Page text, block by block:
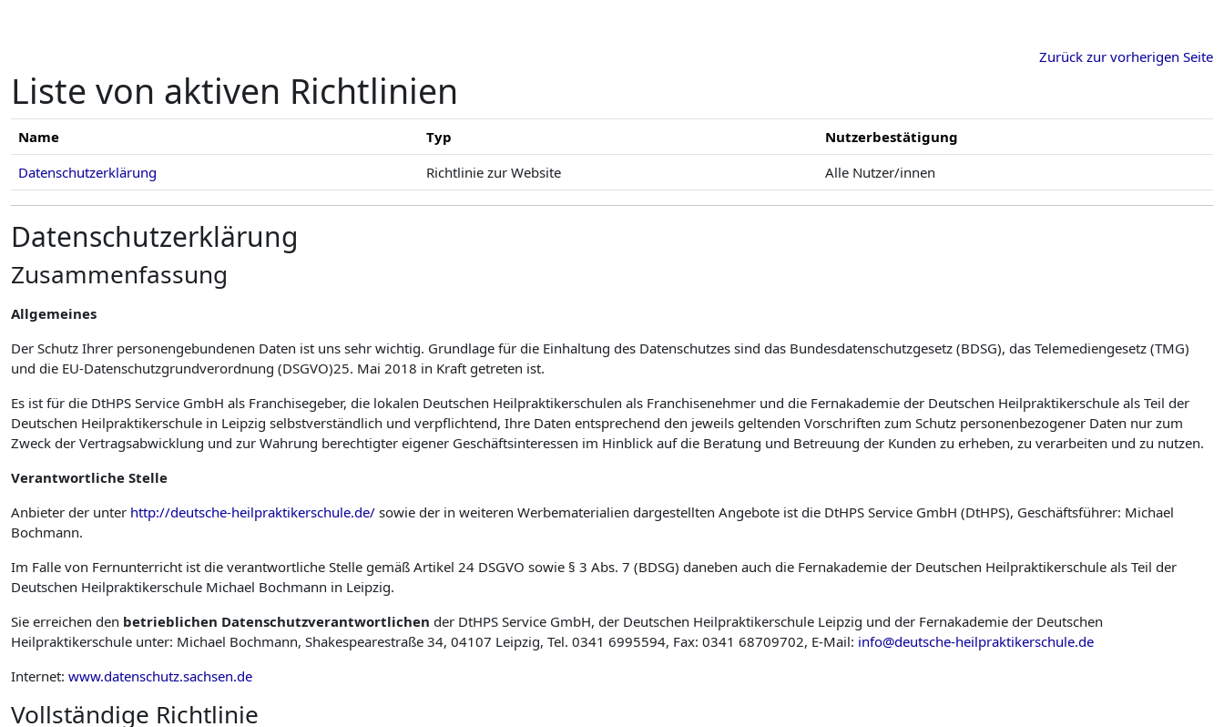
Zurück zur vorherigen Seite
Liste von aktiven Richtlinien
Name Typ
Nutzerbestätigung
Datenschutzerklärung
Richtlinie zur Website Alle Nutzer/innen
Datenschutzerklärung
Zusammenfassung
Allgemeines
Der Schutz Ihrer personengebundenen Daten ist uns sehr wichtig. Grundlage für die Einhaltung des Datenschutzes sind das Bundesdatenschutzgesetz (BDSG), das Telemediengesetz (TMG)
und die EU-Datenschutzgrundverordnung (DSGVO)25. Mai 2018 in Kraft getreten ist.
Es ist für die DtHPS Service GmbH als Franchisegeber, die lokalen Deutschen Heilpraktikerschulen als Franchise­nehmer und die Fernakademie der Deutschen Heilpraktikerschule als Teil der
Deutschen Heilpraktikerschule in Leipzig selbstverständlich und verpflichtend, Ihre Daten entsprechend den jeweils geltenden Vorschriften zum Schutz personenbezogener Daten nur zum
Zweck der Vertragsabwicklung und zur Wahrung berechtigter eigener Geschäftsinteressen im Hinblick auf die Beratung und Betreuung der Kunden zu erheben, zu verarbeiten und zu nutzen.
Verantwortliche Stelle
Anbieter der unter http://deutsche-heilpraktikerschule.de/ sowie der in weiteren Werbematerialien dargestellten Angebote ist die DtHPS Service GmbH (DtHPS), Geschäftsführer: Michael
Bochmann.
Im Falle von Fernunterricht ist die verantwortliche Stelle gemäß Artikel 24 DSGVO sowie § 3 Abs. 7 (BDSG) daneben auch die Fernakademie der Deutschen Heilpraktikerschule als Teil der
Deutschen Heilpraktikerschule Michael Bochmann in Leipzig.
Sie erreichen den betrieblichen Datenschutzverantwortlichen der DtHPS Service GmbH, der Deutschen Heilpraktikerschule Leipzig und der Fernakademie der Deutschen
Heilpraktikerschule unter: Michael Bochmann, Shakespearestraße 34, 04107 Leipzig, Tel. 0341 6995594, Fax: 0341 68709702, E-Mail: info@deutsche-heilpraktikerschule.de
Internet: www.datenschutz.sachsen.de
Vollständige Richtlinie